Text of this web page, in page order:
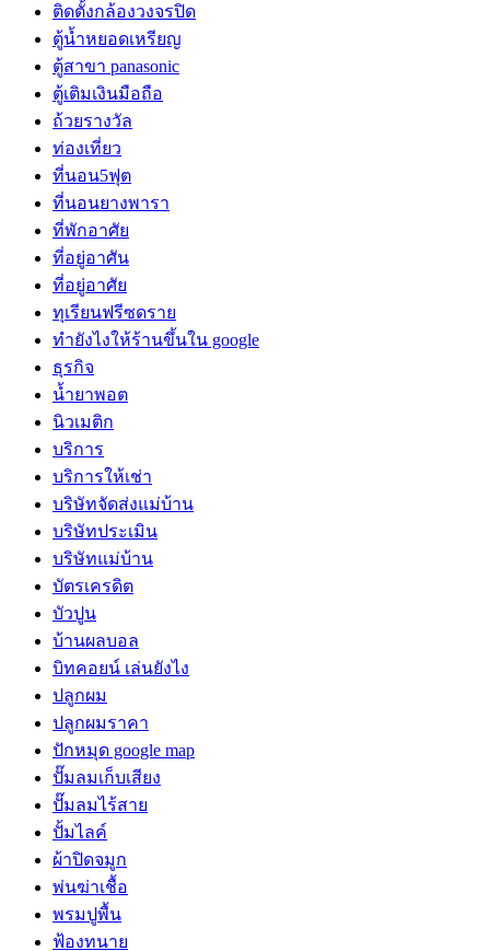
ติดตั้งกล้องวงจรปิด
ตู้น้ำหยอดเหรียญ
ตู้สาขา panasonic
ตู้เติมเงินมือถือ
ถ้วยรางวัล
ท่องเที่ยว
ที่นอน5ฟุต
ที่นอนยางพารา
ที่พักอาศัย
ที่อยู่อาศัน
ที่อยู่อาศัย
ทุเรียนฟรีซดราย
ทํายังไงให้ร้านขึ้นใน google
ธุรกิจ
น้ำยาพอต
นิวเมติก
บริการ
บริการให้เช่า
บริษัทจัดส่งแม่บ้าน
บริษัทประเมิน
บริษัทแม่บ้าน
บัตรเครดิต
บัวปูน
บ้านผลบอล
บิทคอยน์ เล่นยังไง
ปลูกผม
ปลูกผมราคา
ปักหมุด google map
ปั๊มลมเก็บเสียง
ปั๊มลมไร้สาย
ปั้มไลค์
ผ้าปิดจมูก
พ่นฆ่าเชื้อ
พรมปูพื้น
ฟ้องทนาย